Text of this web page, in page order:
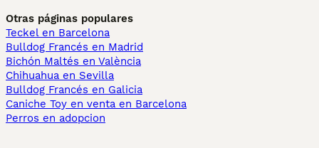
Otras páginas populares
Teckel en Barcelona
Bulldog Francés en Madrid
Bichón Maltés en València
Chihuahua en Sevilla
Bulldog Francés en Galicia
Caniche Toy en venta en Barcelona
Perros en adopcion